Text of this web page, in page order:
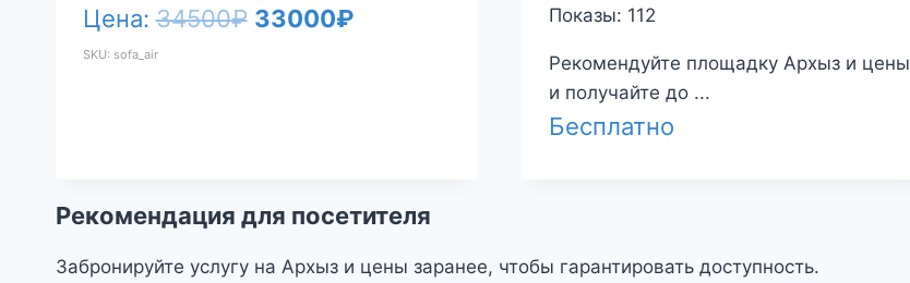
Цена:34500₽ Первоначальная
33000₽Текущая
SKU: sofa_air
Показы: 112
Рекомендуйте площадку Архыз и цены
и получайте до ...
Бесплатно
Рекомендация для посетителя
Забронируйте услугу на Архыз и цены заранее, чтобы гарантировать доступность.